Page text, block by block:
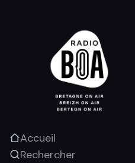
Accueil
Rechercher